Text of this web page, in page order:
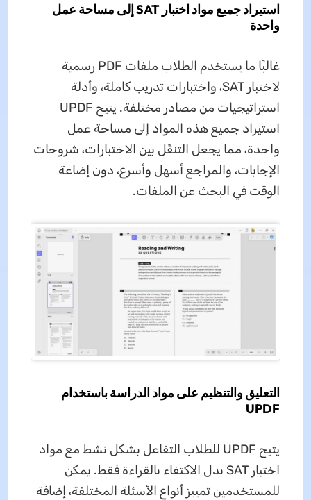
استيراد جميع مواد اختبار SAT إلى مساحة عمل
واحدة
غالبًا ما يستخدم الطلاب ملفات PDF رسمية
لاختبار SAT، واختبارات تدريب كاملة، وأدلة
استراتيجيات من مصادر مختلفة. يتيح UPDF
استيراد جميع هذه المواد إلى مساحة عمل
واحدة، مما يجعل التنقّل بين الاختبارات، شروحات
الإجابات، والمراجع أسهل وأسرع، دون إضاعة
الوقت في البحث عن الملفات.
التعليق والتنظيم على مواد الدراسة باستخدام
UPDF
يتيح UPDF للطلاب التفاعل بشكل نشط مع مواد
اختبار SAT بدل الاكتفاء بالقراءة فقط. يمكن
للمستخدمين تمييز أنواع الأسئلة المختلفة، إضافة